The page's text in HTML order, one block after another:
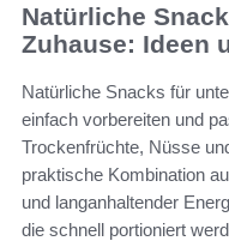
Natürliche
Zuhause: Ideen
Natürliche Snacks für
einfach vorbereiten und
Trockenfrüchte, Nüsse
praktische Kombination
und langanhaltender
die schnell portioniert